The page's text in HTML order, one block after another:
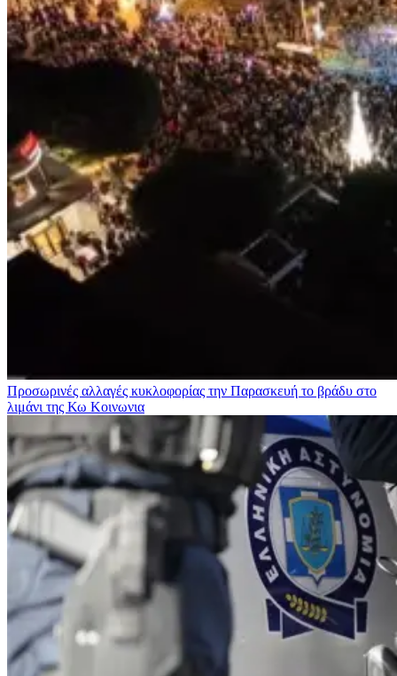
Προσωρινές αλλαγές κυκλοφορίας την Παρασκευή το βράδυ στο
λιμάνι της Κω Κοινωνια